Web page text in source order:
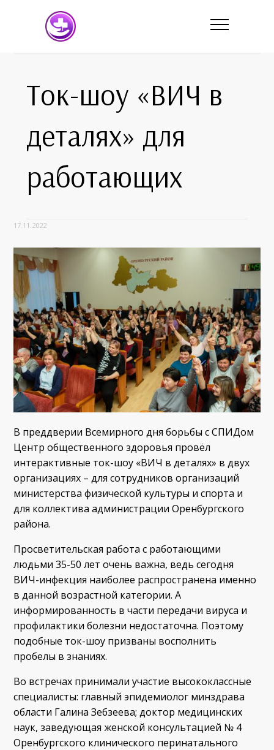
Ток-шоу «ВИЧ в
деталях» для
работающих
17.11.2022
В преддверии Всемирного дня борьбы с СПИДом
Центр общественного здоровья провёл
интерактивные ток-шоу «ВИЧ в деталях» в двух
организациях – для сотрудников организаций
министерства физической культуры и спорта и
для коллектива администрации Оренбургского
района.
Просветительская работа с работающими
людьми 35-50 лет очень важна, ведь сегодня
ВИЧ-инфекция наиболее распространена именно
в данной возрастной категории. А
информированность в части передачи вируса и
профилактики болезни недостаточна. Поэтому
подобные ток-шоу призваны восполнить
пробелы в знаниях.
Во встречах принимали участие высококлассные
специалисты: главный эпидемиолог минздрава
области Галина Зебзеева; доктор медицинских
наук, заведующая женской консультацией № 4
Оренбургского клинического перинатального